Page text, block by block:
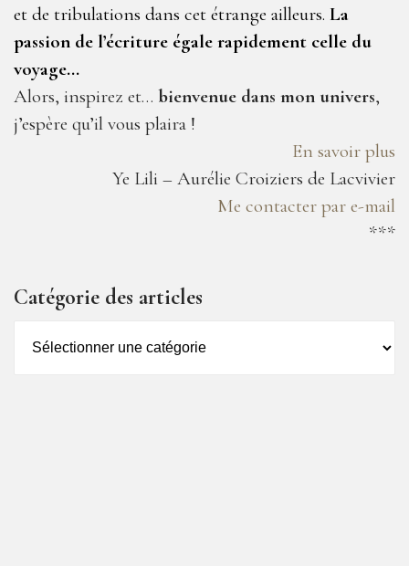
et de tribulations dans cet étrange ailleurs. La
passion de l’écriture égale rapidement celle du
voyage…
Alors, inspirez et… bienvenue dans mon univers,
j’espère qu’il vous plaira !
En savoir plus
Ye Lili – Aurélie Croiziers de Lacvivier
Me contacter par e-mail
***
Catégorie des articles
des